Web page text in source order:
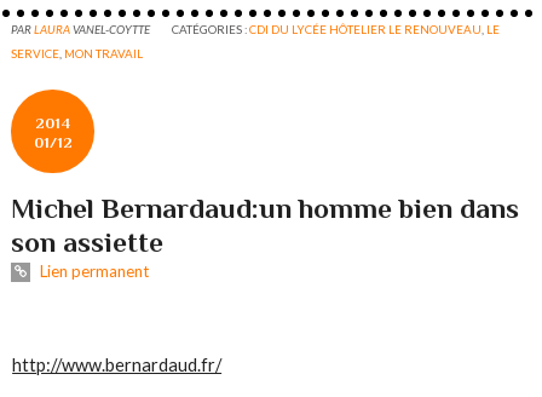
PARLAURAVANEL-COYTTE CATÉGORIES :CDI DU LYCÉE HÔTELIER LE RENOUVEAU LE
SERVICE MON TRAVAIL
2014
01/12
Michel Bernardaud:un homme bien dans
son assiette
Lien permanent
http://www.bernardaud.fr/